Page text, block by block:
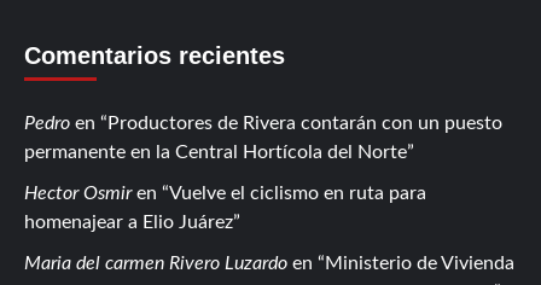
Comentarios recientes
Pedro en
Productores de Rivera contarán con un puesto
permanente en la Central Hortícola del Norte
Hector Osmiren
Vuelve el ciclismo en ruta para
homenajear a Elio Juárez
Maria del carmen Rivero Luzardo en
Ministerio de Vivienda